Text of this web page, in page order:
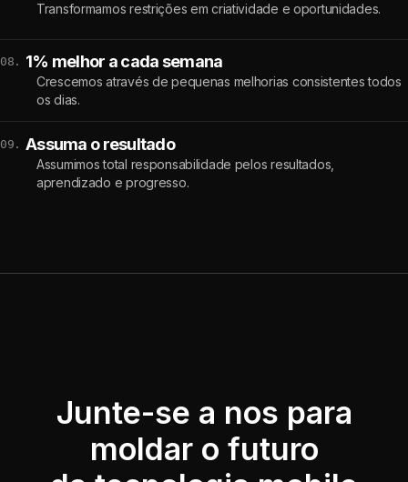
Transformamos restrições em criatividade e oportunidades.
08. 1% melhor a cada semana
Crescemos através de pequenas melhorias consistentes todos
os dias.
09. Assuma o resultado
Assumimos total responsabilidade pelos resultados,
aprendizado e progresso.
Junte-se a nos para
moldar o futuro